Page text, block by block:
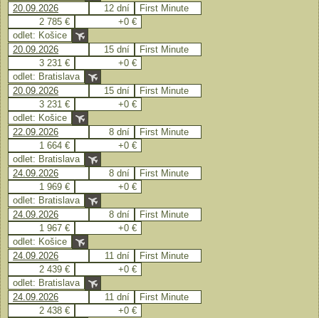
20.09.2026
12 dní
First Minute
2 785 €
+0 €
odlet: Košice
20.09.2026
15 dní
First Minute
3 231 €
+0 €
odlet: Bratislava
20.09.2026
15 dní
First Minute
3 231 €
+0 €
odlet: Košice
22.09.2026
8 dní
First Minute
1 664 €
+0 €
odlet: Bratislava
24.09.2026
8 dní
First Minute
1 969 €
+0 €
odlet: Bratislava
24.09.2026
8 dní
First Minute
1 967 €
+0 €
odlet: Košice
24.09.2026
11 dní
First Minute
2 439 €
+0 €
odlet: Bratislava
24.09.2026
11 dní
First Minute
2 438 €
+0 €